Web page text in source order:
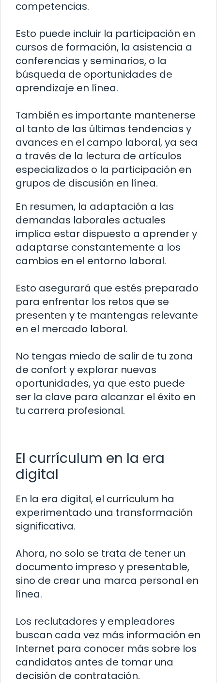
competencias.
Esto puede incluir la participación en
cursos de formación, la asistencia a
conferencias y seminarios, o la
búsqueda de oportunidades de
aprendizaje en línea.
También es importante mantenerse
al tanto de las últimas tendencias y
avances en el campo laboral, ya sea
a través de la lectura de artículos
especializados o la participación en
grupos de discusión en línea.
En resumen, la adaptación a las
demandas laborales actuales
implica estar dispuesto a aprender y
adaptarse constantemente a los
cambios en el entorno laboral.
Esto asegurará que estés preparado
para enfrentar los retos que se
presenten y te mantengas relevante
en el mercado laboral.
No tengas miedo de salir de tu zona
de confort y explorar nuevas
oportunidades, ya que esto puede
ser la clave para alcanzar el éxito en
tu carrera profesional.
El currículum en la era
digital
En la era digital, el currículum ha
experimentado una transformación
significativa.
Ahora, no solo se trata de tener un
documento impreso y presentable,
sino de crear una marca personal en
línea.
Los reclutadores y empleadores
buscan cada vez más información en
Internet para conocer más sobre los
candidatos antes de tomar una
decisión de contratación.